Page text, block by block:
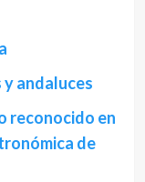
y andaluces
reconocido en
de